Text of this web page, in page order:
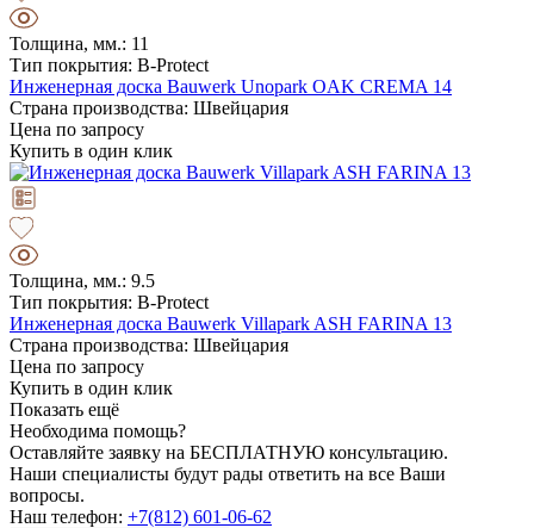
Толщина, мм.: 11
Тип покрытия: B-Protect
Инженерная доска Bauwerk Unopark OAK CREMA 14
Страна производства: Швейцария
Цена по запросу
Купить в один клик
Толщина, мм.: 9.5
Тип покрытия: B-Protect
Инженерная доска Bauwerk Villapark ASH FARINA 13
Страна производства: Швейцария
Цена по запросу
Купить в один клик
Показать ещё
Необходима помощь?
Оставляйте заявку на БЕСПЛАТНУЮ консультацию.
Наши специалисты будут рады ответить на все Ваши
вопросы.
Наш телефон: +7(812) 601-06-62